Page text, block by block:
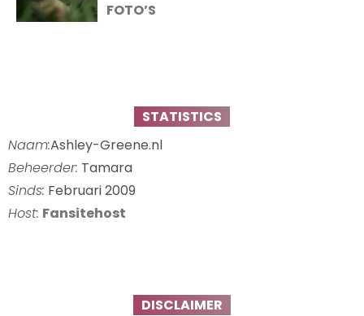
FOTO’S
STATISTICS
Naam:Ashley-Greene.nl
Beheerder: Tamara
Sinds: Februari 2009
Host: Fansitehost
DISCLAIMER